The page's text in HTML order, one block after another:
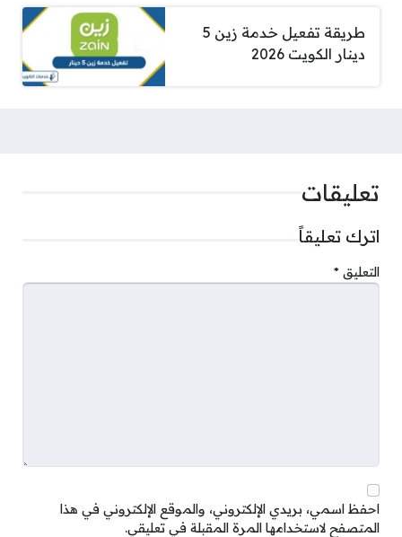
طريقة تفعيل خدمة زين 5
دينار الكويت 2026
تعليقات
اترك تعليقاً
التعليق *
احفظ اسمي، بريدي الإلكتروني، والموقع الإلكتروني في هذا
المتصفح لاستخدامها المرة المقبلة في تعليقي.